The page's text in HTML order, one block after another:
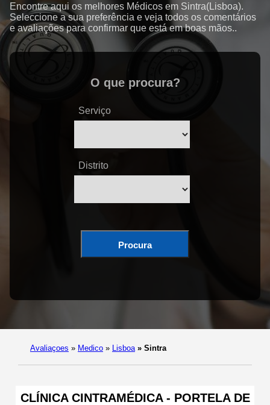
Encontre aqui os melhores Médicos em Sintra(Lisboa).
Seleccione a sua preferência e veja todos os comentários
e avaliações para confirmar que está em boas mãos..
O que procura?
Serviço
Distrito
Procura
Avaliaçoes » Medico » Lisboa » Sintra
CLÍNICA CINTRAMÉDICA - PORTELA DE